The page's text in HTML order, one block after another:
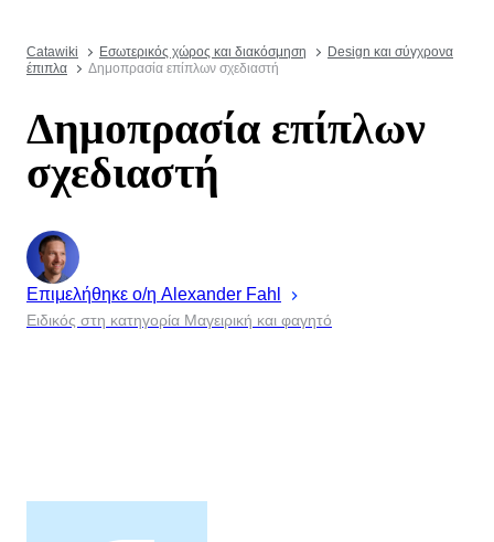
Catawiki Εσωτερικός χώρος και διακόσμηση
Design και σύγχρονα
έπιπλα
Δημοπρασία επίπλων σχεδιαστή
Δημοπρασία επίπλων
σχεδιαστή
Επιμελήθηκε ο/η Alexander Fahl
Ειδικός στη κατηγορία Μαγειρική και φαγητό